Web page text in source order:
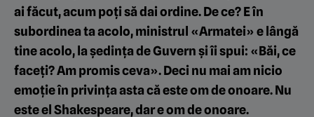
ai făcut, acum poți să dai ordine. De ce? E în
subordinea ta acolo, ministrul «Armatei» e lângă
tine acolo, la ședința de Guvern și îi spui: «Băi, ce
faceți? Am promis ceva». Deci nu mai am nicio
emoție în privința asta că este om de onoare. Nu
este el Shakespeare, dar e om de onoare.